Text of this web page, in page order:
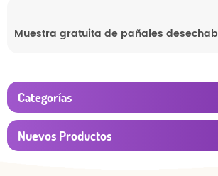
Categorías
Nuevos Productos